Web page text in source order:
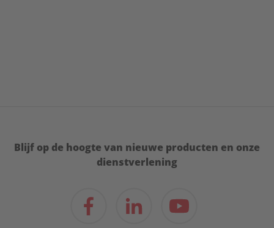
Blijf op de hoogte van nieuwe producten en onze
dienstverlening